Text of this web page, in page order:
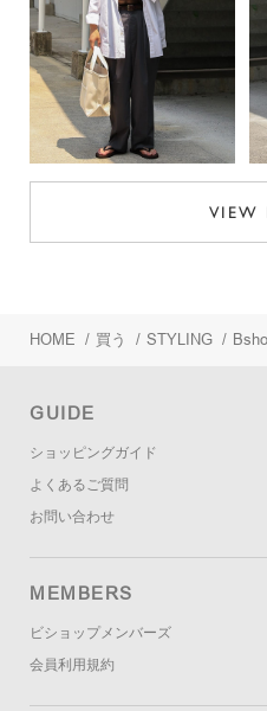
VIEW
HOME / 買う / STYLING /
GUIDE
ショッピングガイド
よくあるご質問
お問い合わせ
MEMBERS
ビショップメンバーズ
会員利用規約